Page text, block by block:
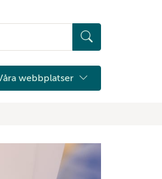
webbplatser